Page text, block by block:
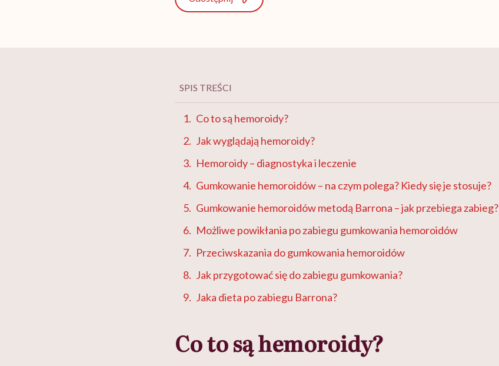
SPIS TREŚCI
Co to są hemoroidy?
Jak wyglądają hemoroidy?
Hemoroidy – diagnostyka i leczenie
Gumkowanie hemoroidów – na czym polega? Kiedy się je stosuje?
Gumkowanie hemoroidów metodą Barrona – jak przebiega zabieg?
Możliwe powikłania po zabiegu gumkowania hemoroidów
Przeciwskazania do gumkowania hemoroidów
Jak przygotować się do zabiegu gumkowania?
Jaka dieta po zabiegu Barrona?
Co to są hemoroidy?